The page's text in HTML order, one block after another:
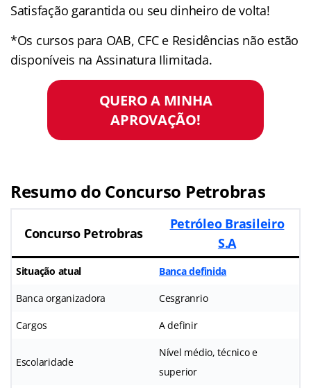
Satisfação garantida ou seu dinheiro de volta!
*Os cursos para OAB, CFC e Residências não estão
disponíveis na Assinatura Ilimitada.
QUERO A MINHA
APROVAÇÃO!
Resumo do Concurso Petrobras
Concurso Petrobras
Petróleo Brasileiro
S.A
Situação atual Banca definida
Banca organizadora Cesgranrio
Cargos A definir
Escolaridade
Nível médio, técnico e
superior